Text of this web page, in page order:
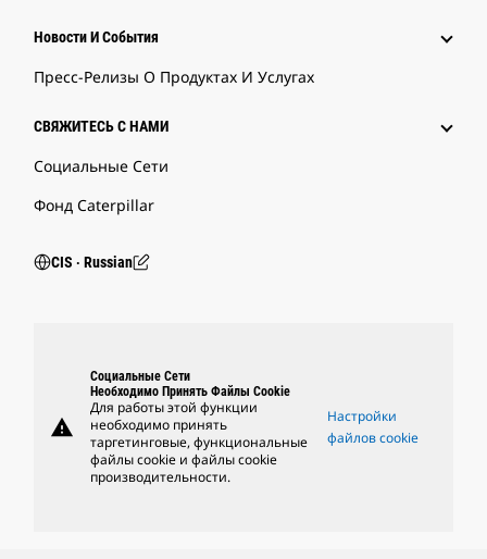
Новости И События
Пресс-Релизы О Продуктах И Услугах
СВЯЖИТЕСЬ С НАМИ
Социальные Сети
Фонд Caterpillar
CIS ‧ Russian
warning
Социальные Сети
Необходимо Принять Файлы Cookie
Для работы этой функции
необходимо принять
таргетинговые, функциональные
файлы cookie и файлы cookie
производительности.
Настройки
файлов cookie